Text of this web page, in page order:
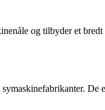
og tilbyder et